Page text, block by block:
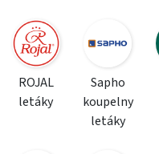
ROJAL
letáky
Sapho
koupelny
letáky